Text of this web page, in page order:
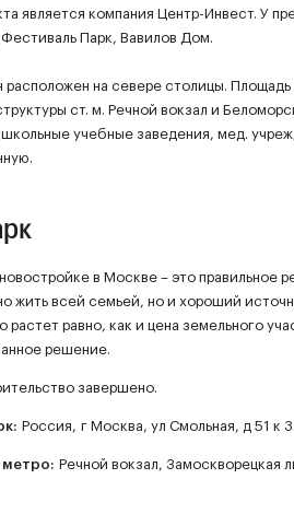
является компания Центр-Инвест. У
Парк, Вавилов Дом.
на севере столицы.
ст. м. Речной вокзал и
учебные заведения, мед.
в Москве – это правильное
жить всей семьей, но и хороший
растет равно, как и цена земельного
решение.
завершено.
Россия, г Москва, ул Смольная, д 51 к 3.
метро: Речной вокзал, Замоскворецкая